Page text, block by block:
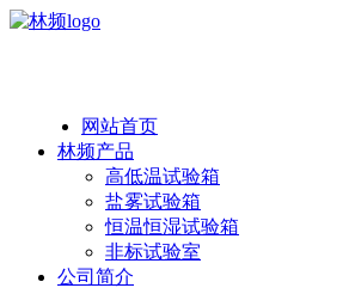
网站首页
林频产品
高低温试验箱
盐雾试验箱
恒温恒湿试验箱
非标试验室
公司简介